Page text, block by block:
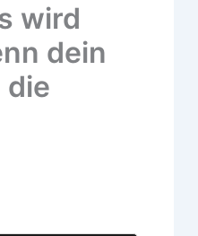
wird
dein
die